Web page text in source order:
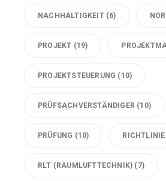
NACHHALTIGKEIT(6)
PROJEKT (19)
PROJEKTSTEUERUNG (10)
PRÜFSACHVERSTÄNDIGER (10)
PRÜFUNG (10) RICHTLINIE
RLT (RAUMLUFTTECHNIK) (7)